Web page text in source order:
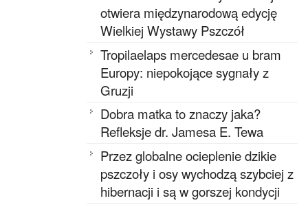
otwiera międzynarodową edycję
Wielkiej Wystawy Pszczół
Tropilaelaps mercedesae u bram
Europy: niepokojące sygnały z
Gruzji
Dobra matka to znaczy jaka?
Refleksje dr. Jamesa E. Tewa
Przez globalne ocieplenie dzikie
pszczoły i osy wychodzą szybciej z
hibernacji i są w gorszej kondycji